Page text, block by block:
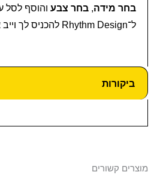
בחר מידה, בחר צבעוהוסף לסל
ל־Rhythm Design להכניס לך וייב אמיתי לארון.
ביקורות
מוצרים קשורים